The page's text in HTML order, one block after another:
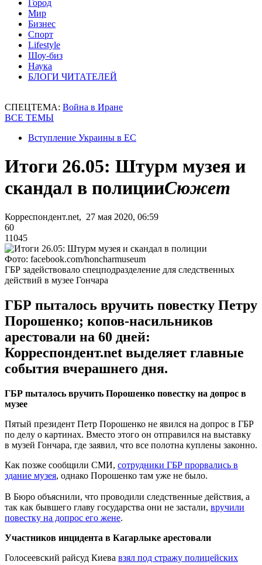
Город
Мир
Бизнес
Спорт
Lifestyle
Шоу-биз
Наука
БЛОГИ ЧИТАТЕЛЕЙ
СПЕЦТЕМА: Война в Иране
ВСЕ ТЕМЫ
Вступление Украины в ЕС
Итоги 26.05: Штурм музея и
скандал в полицииСюжет
Корреспондент.net, 27 мая 2020, 06:59
60
11045
Фото: facebook.com/honcharmuseum
ГБР задействовало спецподразделение для следственных
действий в музее Гончара
ГБР пыталось вручить повестку Петру
Порошенко; копов-насильников
арестовали на 60 дней:
Корреспондент.net выделяет главные
события вчерашнего дня.
ГБР пыталось вручить Порошенко повестку на допрос в
музее
Пятый президент Петр Порошенко не явился на допрос в ГБР
по делу о картинах. Вместо этого он отправился на выставку
в музей Гончара, где заявил, что все полотна куплены законно.
Как позже сообщили СМИ, сотрудники ГБР прорвались в
здание музея, однако Порошенко там уже не было.
В Бюро объяснили, что проводили следственные действия, а
так как бывшего главу государства они не застали, вручили
повестку на допрос его жене.
Участников инцидента в Кагарлыке арестовали
Голосеевский райсуд Киева взял под стражу полицейских